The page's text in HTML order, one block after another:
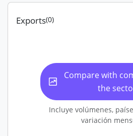
Exports(0)
Compare with
the
Incluye volúmenes,
variación